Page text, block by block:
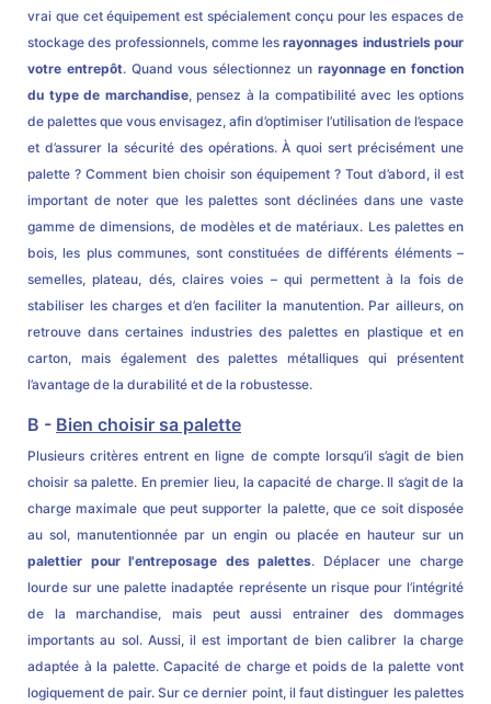
vrai que cet équipement est spécialement conçu pour les espaces de
stockage des professionnels, comme lesrayonnages industriels pour
votre entrepôt. Quand vous sélectionnez un rayonnage en fonction
du type de marchandise, pensez à la compatibilité avec les options
de palettes que vous envisagez, afin d’optimiser l’utilisation de l’espace
et d’assurer la sécurité des opérations. À quoi sert précisément une
palette ? Comment bien choisir son équipement ? Tout d’abord, il est
important de noter que les palettes sont déclinées dans une vaste
gamme de dimensions, de modèles et de matériaux. Les palettes en
bois, les plus communes, sont constituées de différents éléments –
semelles, plateau, dés, claires voies – qui permettent à la fois de
stabiliser les charges et d’en faciliter la manutention. Par ailleurs, on
retrouve dans certaines industries des palettes en plastique et en
carton, mais également des palettes métalliques qui présentent
l’avantage de la durabilité et de la robustesse.
B - Bien choisir sa palette
Plusieurs critères entrent en ligne de compte lorsqu’il s’agit de bien
choisir sa palette. En premier lieu, la capacité de charge. Il s’agit de la
charge maximale que peut supporter la palette, que ce soit disposée
au sol, manutentionnée par un engin ou placée en hauteur sur un
palettier pour l'entreposage des palettes. Déplacer une charge
lourde sur une palette inadaptée représente un risque pour l’intégrité
de la marchandise, mais peut aussi entrainer des dommages
importants au sol. Aussi, il est important de bien calibrer la charge
adaptée à la palette. Capacité de charge et poids de la palette vont
logiquement de pair. Sur ce dernier point, il faut distinguer les palettes